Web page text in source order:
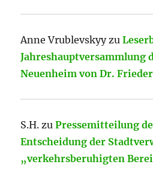
Anne Vrublevskyyzu
Jahreshauptversammlung
Neuenheim von Dr.
S.H. zuPressemitteilung
Entscheidung der
„verkehrsberuhigten